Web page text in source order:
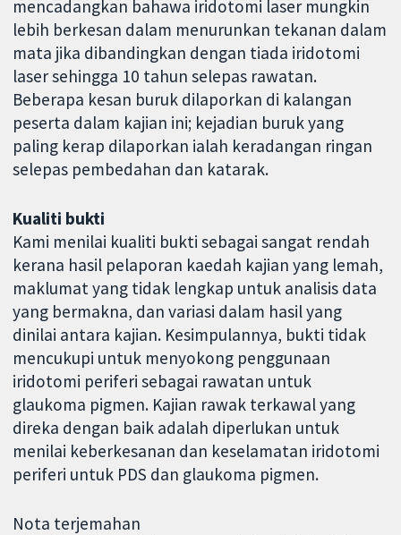
mencadangkan bahawa iridotomi laser mungkin
lebih berkesan dalam menurunkan tekanan dalam
mata jika dibandingkan dengan tiada iridotomi
laser sehingga 10 tahun selepas rawatan.
Beberapa kesan buruk dilaporkan di kalangan
peserta dalam kajian ini; kejadian buruk yang
paling kerap dilaporkan ialah keradangan ringan
selepas pembedahan dan katarak.
Kualiti bukti
Kami menilai kualiti bukti sebagai sangat rendah
kerana hasil pelaporan kaedah kajian yang lemah,
maklumat yang tidak lengkap untuk analisis data
yang bermakna, dan variasi dalam hasil yang
dinilai antara kajian. Kesimpulannya, bukti tidak
mencukupi untuk menyokong penggunaan
iridotomi periferi sebagai rawatan untuk
glaukoma pigmen. Kajian rawak terkawal yang
direka dengan baik adalah diperlukan untuk
menilai keberkesanan dan keselamatan iridotomi
periferi untuk PDS dan glaukoma pigmen.
Nota terjemahan